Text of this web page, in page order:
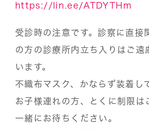
https://lin.ee/ATDYTHm
受診時の注意です。診察に直接
の方の診療所内立ち入りはご遠
います。
不織布マスク、かならず装着し
お子様連れの方、とくに制限は
一緒にお待ちください。